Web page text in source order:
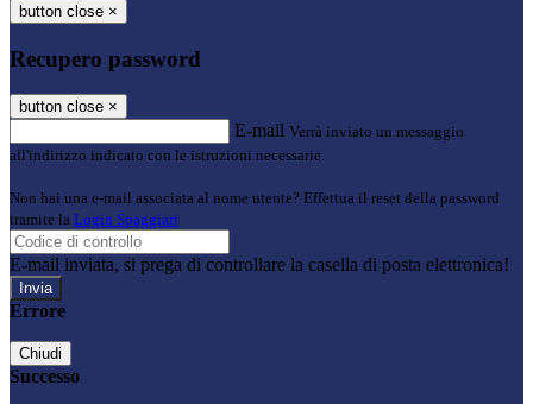
button close ×
Recupero password
button close ×
E-mail Verrà inviato un messaggio
all'indirizzo indicato con le istruzioni necessarie.
Non hai una e-mail associata al nome utente? Effettua il reset della password
tramite la Login Spaggiari
E-mail inviata, si prega di controllare la casella di posta elettronica!
Errore
Chiudi
Successo